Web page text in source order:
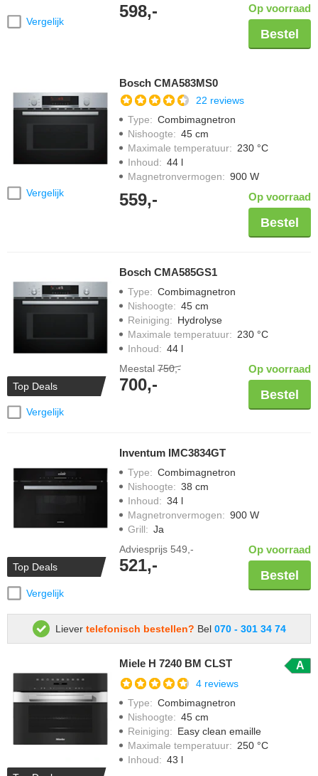
Vergelijk
598,- Op voorraad
Bestel
Vergelijk
Bosch CMA583MS0
22 reviews
Type: Combimagnetron
Nishoogte: 45 cm
Maximale temperatuur: 230 °C
Inhoud: 44 l
Magnetronvermogen: 900 W
559,- Op voorraad
Bestel
Top Deals
Vergelijk
Bosch CMA585GS1
Type: Combimagnetron
Nishoogte: 45 cm
Reiniging: Hydrolyse
Maximale temperatuur: 230 °C
Inhoud: 44 l
Meestal 750,-
700,-
Op voorraad
Bestel
Top Deals
Vergelijk
Inventum IMC3834GT
Type: Combimagnetron
Nishoogte: 38 cm
Inhoud: 34 l
Magnetronvermogen: 900 W
Grill: Ja
Adviesprijs 549,-
521,-
Op voorraad
Bestel
Liever telefonisch bestellen? Bel 070 - 301 34 74
Miele H 7240 BM CLST A
4 reviews
Type: Combimagnetron
Nishoogte: 45 cm
Reiniging: Easy clean emaille
Maximale temperatuur: 250 °C
Inhoud: 43 l